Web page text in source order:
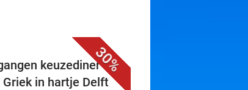
30%
keuzediner bij
Griek in hartje Delft